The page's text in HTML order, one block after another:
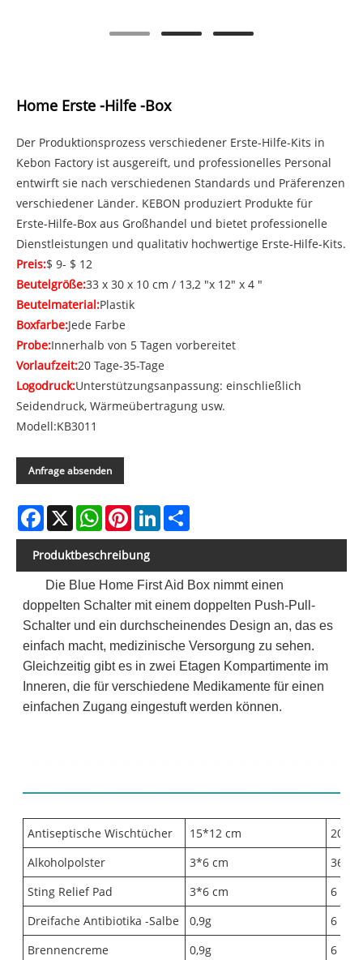
Home Erste -Hilfe -Box
Der Produktionsprozess verschiedener Erste-Hilfe-Kits in
Kebon Factory ist ausgereift, und professionelles Personal
entwirft sie nach verschiedenen Standards und Präferenzen
verschiedener Länder. KEBON produziert Produkte für
Erste-Hilfe-Box aus Großhandel und bietet professionelle
Dienstleistungen und qualitativ hochwertige Erste-Hilfe-Kits.
Preis:$ 9- $ 12
Beutelgröße:33 x 30 x 10 cm / 13,2 "x 12" x 4 "
Beutelmaterial:Plastik
Boxfarbe:Jede Farbe
Probe:Innerhalb von 5 Tagen vorbereitet
Vorlaufzeit:20 Tage-35-Tage
Logodruck:Unterstützungsanpassung: einschließlich
Seidendruck, Wärmeübertragung usw.
Modell:KB3011
Anfrage absenden
Facebook
X WhatsAppPinterestLinkedIn
Produktbeschreibung
Die Blue Home First Aid Box nimmt einen
doppelten Schalter mit einem doppelten Push-Pull-
Schalter und ein durchscheinendes Design an, das es
einfach macht, medizinische Versorgung zu sehen.
Gleichzeitig gibt es in zwei Etagen Kompartimente im
Inneren, die für verschiedene Medikamente für einen
einfachen Zugang eingestuft werden können.
Antiseptische Wischtücher 15*12 cm
20
Alkoholpolster
3*6 cm
36
Sting Relief Pad
3*6 cm
6
Dreifache Antibiotika -Salbe
0,9g
6
Brennencreme
0,9g
6